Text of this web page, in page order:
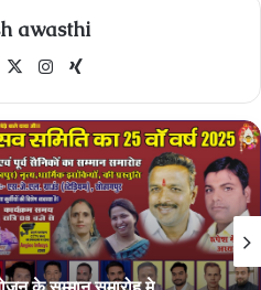
awasthi
Facebook
X Instagram